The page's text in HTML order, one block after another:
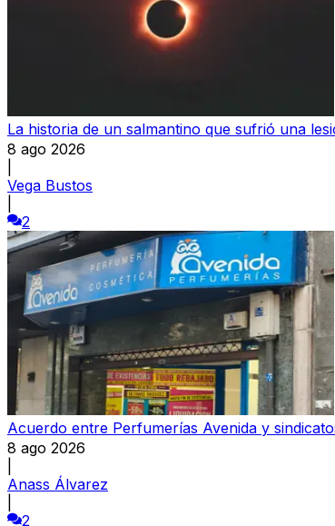
La historia de un salmantino que sufrió una
8 ago 2026
Vega Bustos
2
Acuerdo entre Perfumerías Avenida y
8 ago 2026
Anass Álvarez
2